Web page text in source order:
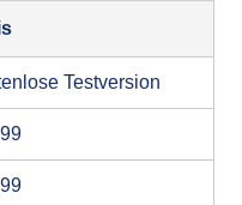
Testversion